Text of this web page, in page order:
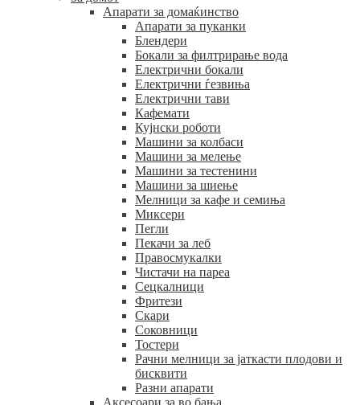
Апарати за домаќинство
Апарати за пуканки
Блендери
Бокали за филтрирање вода
Електрични бокали
Електрични ѓезвиња
Електрични тави
Кафемати
Кујнски роботи
Машини за колбаси
Машини за мелење
Машини за тестенини
Машини за шиење
Мелници за кафе и семиња
Миксери
Пегли
Пекачи за леб
Правосмукалки
Чистачи на пареа
Сецкалници
Фритези
Скари
Соковници
Тостери
Рачни мелници за јаткасти плодови и
бисквити
Разни апарати
Аксесоари за во бања